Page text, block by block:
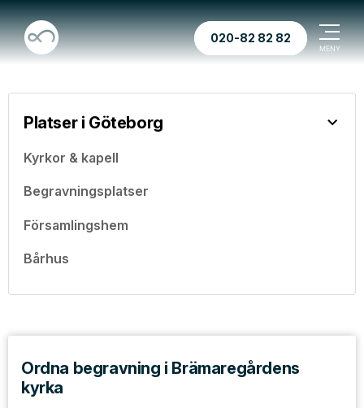
020-82 82 82
Platser i Göteborg
Kyrkor & kapell
Begravningsplatser
Församlingshem
Bårhus
Ordna begravning i Brämaregårdens
kyrka